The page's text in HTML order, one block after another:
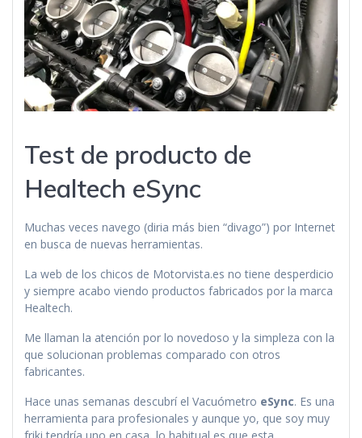
Test de producto de
Healtech eSync
Muchas veces navego (diria más bien “divago”) por Internet
en busca de nuevas herramientas.
La web de los chicos de Motorvista.es no tiene desperdicio
y siempre acabo viendo productos fabricados por la marca
Healtech.
Me llaman la atención por lo novedoso y la simpleza con la
que solucionan problemas comparado con otros
fabricantes.
Hace unas semanas descubrí el Vacuómetro eSync. Es una
herramienta para profesionales y aunque yo, que soy muy